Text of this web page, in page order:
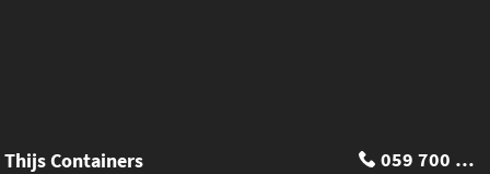
Thijs Containers
059 700 365